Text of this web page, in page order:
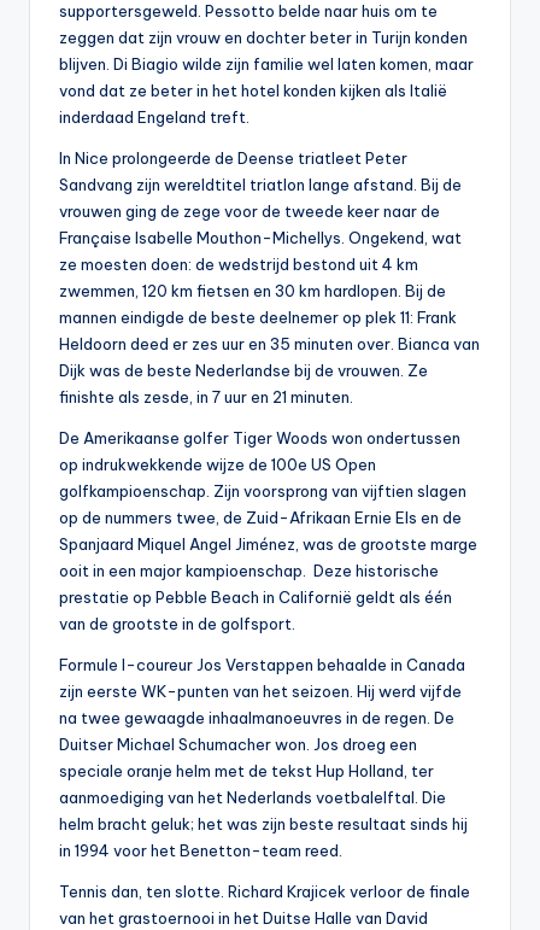
supportersgeweld. Pessotto belde naar huis om te
zeggen dat zijn vrouw en dochter beter in Turijn konden
blijven. Di Biagio wilde zijn familie wel laten komen, maar
vond dat ze beter in het hotel konden kijken als Italië
inderdaad Engeland treft.
In Nice prolongeerde de Deense triatleet Peter
Sandvang zijn wereldtitel triatlon lange afstand. Bij de
vrouwen ging de zege voor de tweede keer naar de
Française Isabelle Mouthon-Michellys. Ongekend, wat
ze moesten doen: de wedstrijd bestond uit 4 km
zwemmen, 120 km fietsen en 30 km hardlopen. Bij de
mannen eindigde de beste deelnemer op plek 11: Frank
Heldoorn deed er zes uur en 35 minuten over. Bianca van
Dijk was de beste Nederlandse bij de vrouwen. Ze
finishte als zesde, in 7 uur en 21 minuten.
De Amerikaanse golfer Tiger Woods won ondertussen
op indrukwekkende wijze de 100e US Open
golfkampioenschap. Zijn voorsprong van vijftien slagen
op de nummers twee, de Zuid-Afrikaan Ernie Els en de
Spanjaard Miquel Angel Jiménez, was de grootste marge
ooit in een major kampioenschap. Deze historische
prestatie op Pebble Beach in Californië geldt als één
van de grootste in de golfsport.
Formule I-coureur Jos Verstappen behaalde in Canada
zijn eerste WK-punten van het seizoen. Hij werd vijfde
na twee gewaagde inhaalmanoeuvres in de regen. De
Duitser Michael Schumacher won. Jos droeg een
speciale oranje helm met de tekst Hup Holland, ter
aanmoediging van het Nederlands voetbalelftal. Die
helm bracht geluk; het was zijn beste resultaat sinds hij
in 1994 voor het Benetton-team reed.
Tennis dan, ten slotte. Richard Krajicek verloor de finale
van het grastoernooi in het Duitse Halle van David